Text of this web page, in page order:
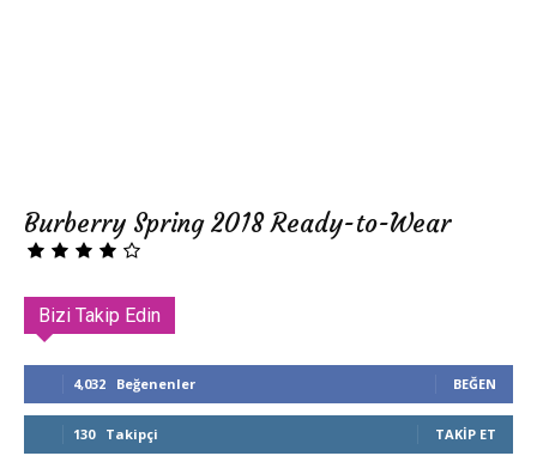
Burberry Spring 2018 Ready-to-Wear
Bizi Takip Edin
4,032 Beğenenler BEĞEN
130 Takipçi TAKIP ET